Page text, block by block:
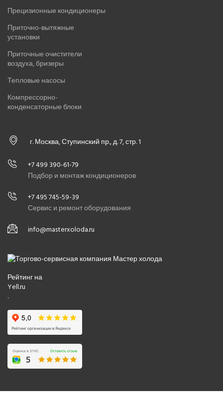
Прецизионные кондиционеры
Приточно-вытяжные
установки
Приточные очистители
воздуха, бризеры
Тепловые насосы
Компрессорно-
конденсаторные блоки
г. Москва, Ступинский пр., д. 7, стр. 1
+7 499 390-61-79
Подбор и монтаж кондиционеров
+7 495 745-59-39
Сервис и ремонт оборудования
info@masterxoloda.ru
Рейтинг на
Yell.ru
.